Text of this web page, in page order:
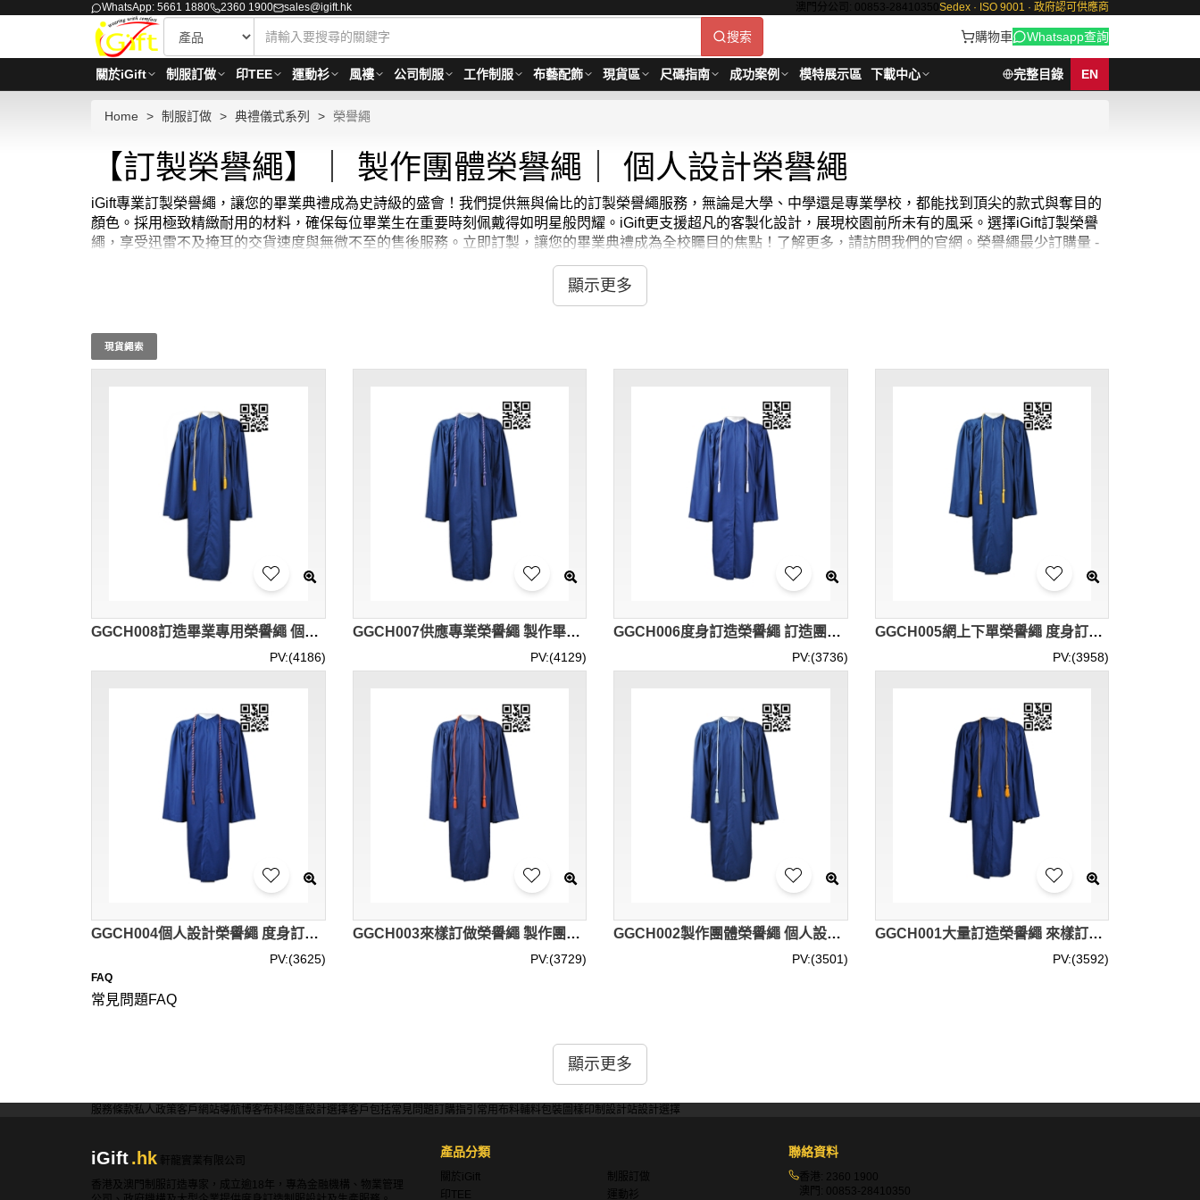
WhatsApp: 5661 1880 2360 1900 sales@igift.hk 澳門分公司: 00853-28410350 Sedex · ISO 9001 · 政府認可供應商
搜索 購物車 Whatsapp查詢
關於iGift 制服訂做 印TEE 運動衫 風褸 公司制服 工作制服 布藝配飾 現貨區 尺碼指南 成功案例 模特展示區 下載中心 完整目錄 EN
Home 制服訂做 典禮儀式系列 榮譽繩
【訂製榮譽繩】｜ 製作團體榮譽繩｜ 個人設計榮譽繩
iGift專業訂製榮譽繩，讓您的畢業典禮成為史詩級的盛會！我們提供無與倫比的訂製榮譽繩服務，無論是大學、中學還是專業學校，都能找到頂尖的款式與奪目的
顏色。採用極致精緻耐用的材料，確保每位畢業生在重要時刻佩戴得如明星般閃耀。iGift更支援超凡的客製化設計，展現校園前所未有的風采。選擇iGift訂製榮譽
繩，享受迅雷不及掩耳的交貨速度與無微不至的售後服務。立即訂製，讓您的畢業典禮成為全校矚目的焦點！了解更多，請訪問我們的官網。榮譽繩最少訂購量 -
顯示更多
現貨繩索
GGCH008訂造畢業專用榮譽繩 個人設計榮譽繩 訂購榮譽繩 榮譽繩中心
PV:(4186)
GGCH007供應專業榮譽繩 製作畢業榮譽繩 訂造榮譽繩 榮譽繩中心
PV:(4129)
GGCH006度身訂造榮譽繩 訂造團體榮譽繩 畢業專用榮譽繩 榮譽繩專營
PV:(3736)
GGCH005網上下單榮譽繩 度身訂造榮譽繩 製作榮譽繩 榮譽繩工廠
PV:(3958)
GGCH004個人設計榮譽繩 度身訂造榮譽繩 供應榮譽繩 榮譽繩製衣廠
PV:(3625)
GGCH003來樣訂做榮譽繩 製作團體榮譽繩 網上下單榮譽繩 榮譽繩供應商
PV:(3729)
GGCH002製作團體榮譽繩 個人設計榮譽繩 供應榮譽繩 榮譽繩專門店
PV:(3501)
GGCH001大量訂造榮譽繩 來樣訂做榮譽繩 網上訂購榮譽繩 榮譽繩製造商
PV:(3592)
FAQ
常見問題FAQ
大多數訂製榮譽繩廠商提供多種顏色和材質選擇。常見的顏色包括金色、銀色、紅色、藍色等，材質則多為絲綢或尼龍。你可以根據學校的要求或個人喜好進行選
是的，大多數廠商都提供個人化設計服務。你可以添加學校標誌、畢業年份或其他特定的符號，使榮譽繩更具紀念意義。部分廠商還提供刺繡和印刷服務，以滿足
不同的設計需求。
顯示更多
服務條款私人政策客戶 網站導航博客布料總匯設計選擇客戶包括常見問題訂購指引 常用布料輔料包裝 圖樣印制 設計站設計選擇
iGift.hk
軒龍實業有限公司
香港及澳門制服訂造專家，成立逾18年，專為金融機構、物業管理
產品分類
關於iGift
制服訂做
印TEE
運動衫
聯絡資料
香港: 2360 1900
澳門: 00853-28410350